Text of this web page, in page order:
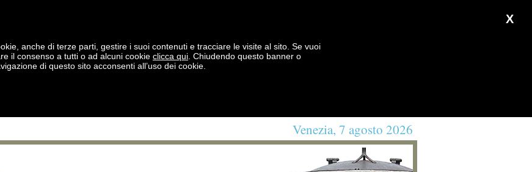
X
anche di terze parti, gestire i suoi contenuti e tracciare le visite al sito. Se vuoi
il consenso a tutti o ad alcuni cookie clicca qui . Chiudendo questo banner o
di questo sito acconsenti all’uso dei cookie.
Venezia, 7 agosto 2026